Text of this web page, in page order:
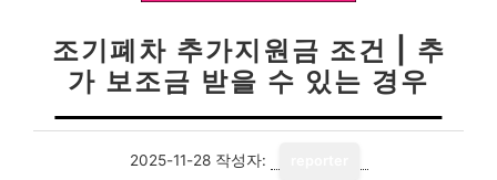
조기폐차 추가지원금 조건 | 추
가 보조금 받을 수 있는 경우
2025-11-28 작성자: